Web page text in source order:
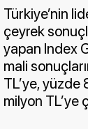
Türkiye’nin
çeyrek
yapan Index
mali
TL’ye, yüzde
milyon TL’ye